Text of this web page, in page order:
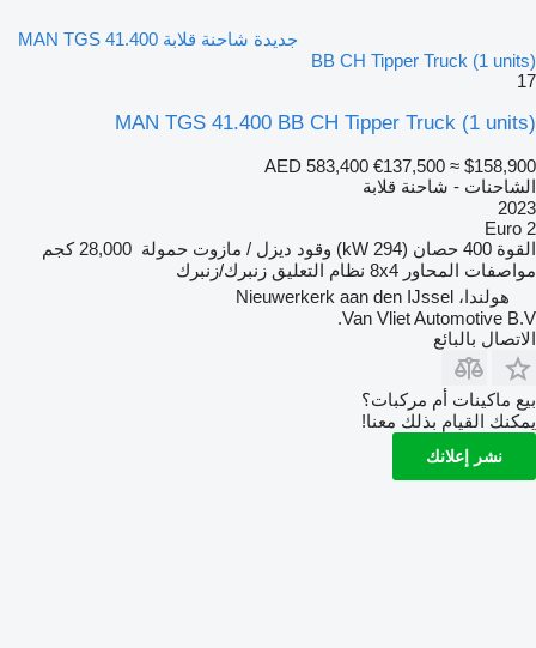
جديدة شاحنة قلابة MAN TGS 41.400
BB CH Tipper Truck (1 units)
17
MAN TGS 41.400 BB CH Tipper Truck (1 units)
AED 583,400 €137,500 ≈ $158,900
الشاحنات - شاحنة قلابة
2023
Euro 2
القوة 400 حصان (294 kW) وقود ديزل / مازوت حمولة 28,000 كجم
مواصفات المحاور 8x4 نظام التعليق زنبرك/زنبرك
هولندا، Nieuwerkerk aan den IJssel
Van Vliet Automotive B.V.
الاتصال بالبائع
بيع ماكينات أم مركبات؟
يمكنك القيام بذلك معنا!
نشر إعلانك